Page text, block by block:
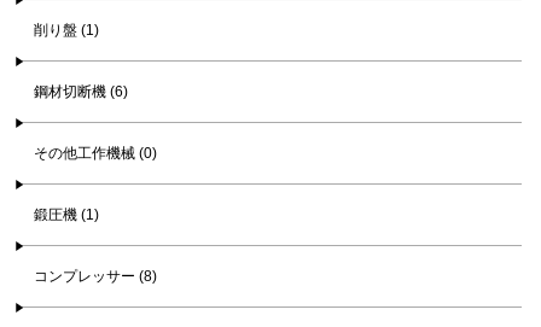
削り盤 (1)
鋼材切断機 (6)
その他工作機械 (0)
鍛圧機 (1)
コンプレッサー (8)